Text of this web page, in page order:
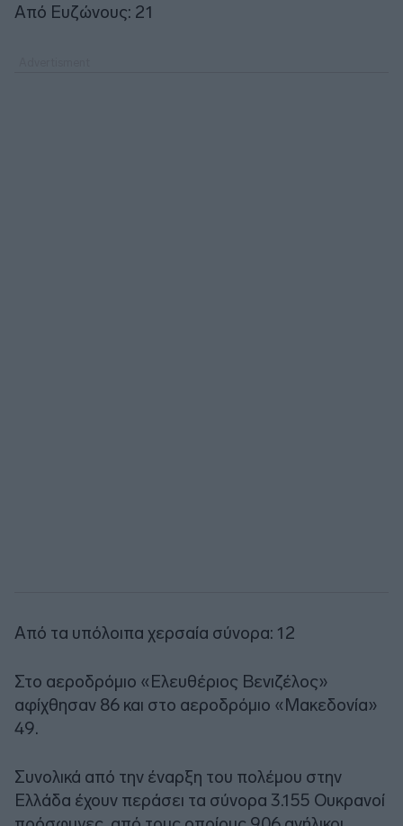
Από Ευζώνους: 21
Από τα υπόλοιπα χερσαία σύνορα: 12
Στο αεροδρόμιο «Ελευθέριος Βενιζέλος»
αφίχθησαν 86 και στο αεροδρόμιο «Μακεδονία»
49.
Συνολικά από την έναρξη του πολέμου στην
Ελλάδα έχουν περάσει τα σύνορα 3.155 Ουκρανοί